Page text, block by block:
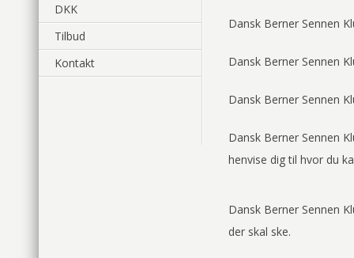
DKK
Tilbud
Kontakt
Dansk Berner Sennen
Dansk Berner Sennen
Dansk Berner Sennen
Dansk Berner Sennen
henvise dig til hvor du
Dansk Berner Sennen
der skal ske.